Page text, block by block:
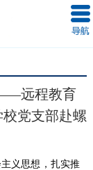
远程教育
党支部赴螺
义思想，扎实推